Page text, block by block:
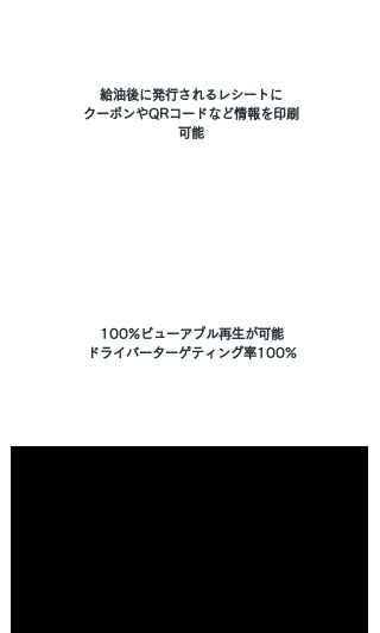
給油後に発行されるレシートに
クーポンやQRコードなど情報を印刷
可能
100%ビューアブル再生が可能
ドライバーターゲティング率100%